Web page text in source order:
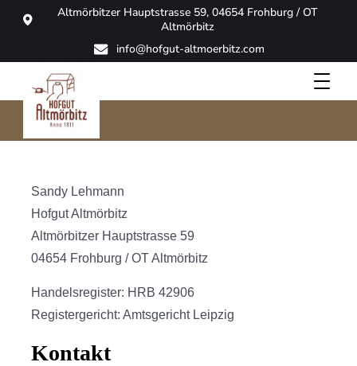
Altmörbitzer Hauptstrasse 59, 04654 Frohburg / OT
Altmörbitz
info@hofgut-altmoerbitz.com
Hofgut Altmörbitz
Impressum
Sandy Lehmann
Hofgut Altmörbitz
Altmörbitzer Hauptstrasse 59
04654 Frohburg / OT Altmörbitz
Handelsregister: HRB 42906
Registergericht: Amtsgericht Leipzig
Kontakt